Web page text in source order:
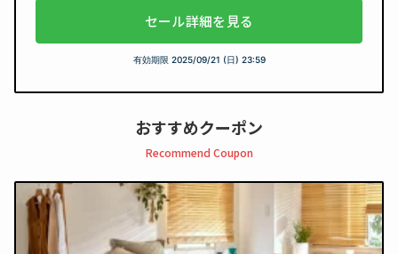
セール詳細を見る
有効期限 2025/09/21 (日) 23:59
おすすめクーポン
Recommend Coupon